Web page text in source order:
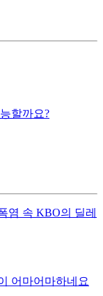
할까요?
염 속 KBO의 딜레
어마어마하네요